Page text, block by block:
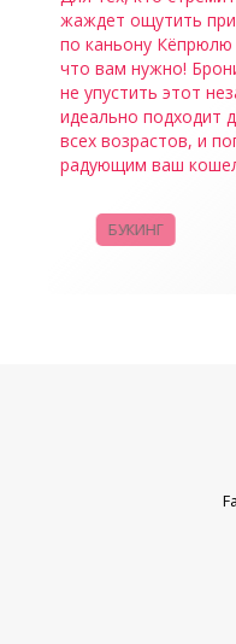
жаждет ощутить
по каньону
что вам нужно!
не упустить этот
идеально подходит
всех возрастов, и
радующим ваш
БУКИНГ